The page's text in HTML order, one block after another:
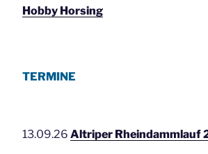
Hobby Horsing
TERMINE
13.09.26 Altriper Rheindammlauf